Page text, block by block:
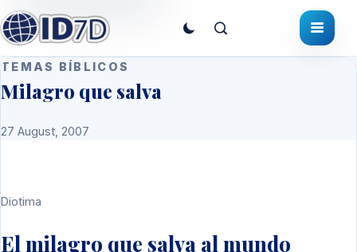
TEMAS BÍBLICOS
Milagro que salva
27 August, 2007
Diotima
El milagro que salva al mundo